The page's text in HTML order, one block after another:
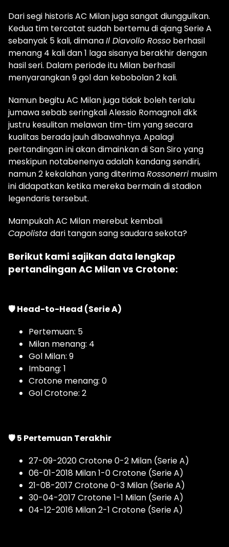
Dari segi historis AC Milan juga sangat diunggulkan.
Kedua tim tercatat sudah bertemu di ajang Serie A
sebanyak 5 kali, dimanaIl Diavollo Rosso berhasil
menang 4 kali dan 1 laga sisanya berakhir dengan
hasil seri. Dalam periode itu Milan berhasil
menyarangkan 9 gol dan kebobolan 2 kali.
Namun begitu AC Milan juga tidak boleh terlalu
jumawa sebab seringkali Alessio Romagnoli dkk
justru kesulitan melawan tim-tim yang secara
kualitas berada jauh dibawahnya. Apalagi
pertandingan ini akan dimainkan di San Siro yang
meskipun notabenenya adalah kandang sendiri,
namun 2 kekalahan yang diterimaRossonerri musim
ini didapatkan ketika mereka bermain di stadion
legendaris tersebut.
Mampukah AC Milan merebut kembali
Capolista dari tangan sang saudara sekota?
Berikut kami sajikan data lengkap
pertandingan AC Milan vs Crotone:
🛡 Head-to-Head (Serie A)
Pertemuan: 5
Milan menang: 4
Gol Milan: 9
Imbang: 1
Crotone menang: 0
Gol Crotone: 2
🛡 5 Pertemuan Terakhir
27-09-2020 Crotone 0-2 Milan (Serie A)
06-01-2018 Milan 1-0 Crotone (Serie A)
21-08-2017 Crotone 0-3 Milan (Serie A)
30-04-2017 Crotone 1-1 Milan (Serie A)
04-12-2016 Milan 2-1 Crotone (Serie A)